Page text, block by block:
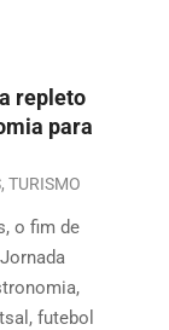
repleto
para
, TURISMO
o fim de
futebol